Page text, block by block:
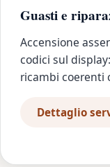
Guasti e
Accensione
codici sul
ricambi coerenti
Dettaglio